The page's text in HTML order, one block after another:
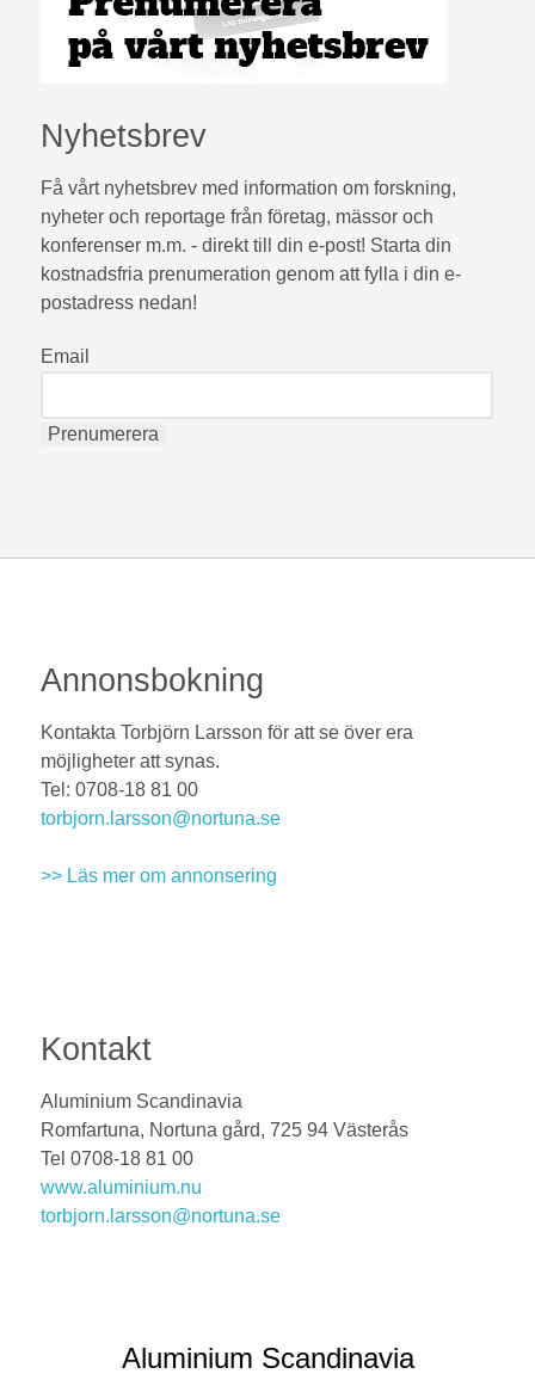
Nyhetsbrev
Få vårt nyhetsbrev med information om forskning,
nyheter och reportage från företag, mässor och
konferenser m.m. - direkt till din e-post! Starta din
kostnadsfria prenumeration genom att fylla i din e-
postadress nedan!
Email
Annonsbokning
Kontakta Torbjörn Larsson för att se över era
möjligheter att synas.
Tel: 0708-18 81 00
torbjorn.larsson@nortuna.se
>> Läs mer om annonsering
Kontakt
Aluminium Scandinavia
Romfartuna, Nortuna gård, 725 94 Västerås
Tel 0708-18 81 00
www.aluminium.nu
torbjorn.larsson@nortuna.se
Aluminium Scandinavia